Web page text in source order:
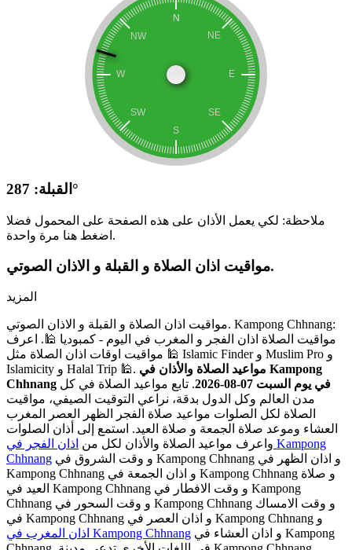
القبلة: 287°
ملاحظة: لكي يعمل الأذان على هذه الصفحة على المحمول فضلا
اضغط هنا مرة واحدة.
مواقيت اذان الصلاة و القبلة و الاذان الصوتي.
المزيد
مواقيت اذان الصلاة و القبلة و الاذان الصوتي. Kampong Chhnang:
مواقيت الصلاة اذان الفجر و المغرب في اليوم - كمبوديا 🕌. اعرف
مواقيت اوقات اذان الصلاة مثل 🕌 Islamic Finder و Muslim Pro و
Islamicity و Halal Trip 🕌. مواعيد الصلاة والأذان في Kampong
Chhnang في يوم السبت 07-08-2026
. تابع مواعيد الصلاة في كل
مدن العالم وكل الدول بدقة، نراعي التوقيت الصيفي، مواقيت
الصلاة لكل الصلوات مواعيد صلاة الفجر الظهر العصر المغرب
العشاء وموعد صلاة الجمعة و صلاة العيد. استمع إلى أذان الصلوات
واعرف مواعيد الصلاة والأذان لكل من اذان الفجر في Kampong
Chhnang
Kampong Chhnang و اذان الجمعة في Kampong Chhnang و صلاة
العيد في Kampong Chhnang و وقت الافطار في Kampong
Chhnang و وقت السحور في Kampong Chhnang و وقت الامساك
في Kampong Chhnang و اذان العصر في Kampong Chhnang و
اذان المغرب في Kampong Chhnang